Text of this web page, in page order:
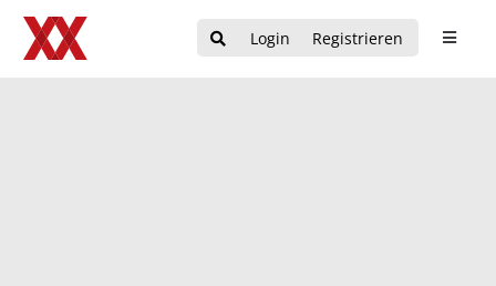
Login Registrieren